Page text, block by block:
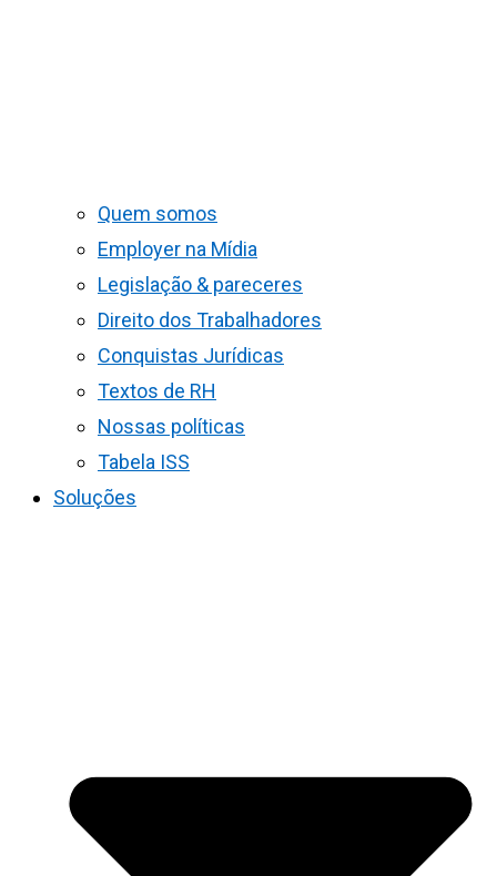
Quem somos
Employer na Mídia
Legislação & pareceres
Direito dos Trabalhadores
Conquistas Jurídicas
Textos de RH
Nossas políticas
Tabela ISS
Soluções